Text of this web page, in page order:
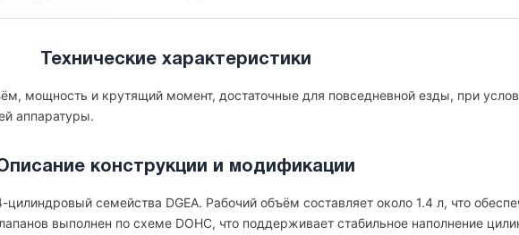
Технические характеристики
мощность и крутящий момент, достаточные для повседневной езды, при
аппаратуры.
конструкции и модификации
цилиндровый семейства DGEA. Рабочий объём составляет около 1.4 л, что
выполнен по схеме DOHC, что поддерживает стабильное наполнение